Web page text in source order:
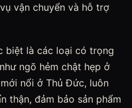
vận chuyển và hỗ trợ
biệt là các loại có trọng
ngõ hẻm chật hẹp ở
nổi ở Thủ Đức, luôn
thận, đảm bảo sản phẩm